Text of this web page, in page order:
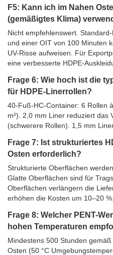
F5: Kann ich im Nahen
(gemäßigtes Klima)
Nicht empfehlenswert.
und einer OIT von 100 Minuten
UV-Risse aufweisen. Für
eine verbesserte HDPE-
Frage 6: Wie hoch ist die
für HDPE-Linerrollen?
40-Fuß-HC-Container: 6 Rollen
m²). 2,0 mm Liner reduziert das
(schwerere Rollen). 1,5 mm
Frage 7: Ist strukturiertes
Osten erforderlich?
Strukturierte Oberflächen
Glatte Oberflächen sind für
Oberflächen verlängern die
erhöhen die Kosten um 10–20 %.
Frage 8: Welcher PENT-
hohen Temperaturen
Mindestens 500 Stunden
Osten (50 °C